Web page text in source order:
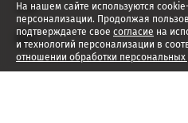
На нашем сайте используются
персонализации. Продолжая
подтверждаете свое согласие на
и технологий персонализации в
отношении обработки
2026